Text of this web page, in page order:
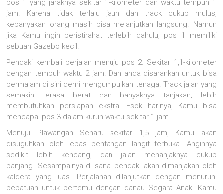
pos 1 yang jaraknya sekitar 1-kilometer dan waktu tempuh 1
jam. Karena tidak terlalu jauh dan track cukup mulus,
kebanyakan orang masih bisa melanjutkan langsung. Namun
jika Kamu ingin beristirahat terlebih dahulu, pos 1 memiliki
sebuah Gazebo kecil.
Pendaki kembali berjalan menuju pos 2. Sekitar 1,1-kilometer
dengan tempuh waktu 2 jam. Dan anda disarankan untuk bisa
bermalam di sini demi mengumpulkan tenaga. Track jalan yang
semakin terasa berat dan banyaknya tanjakan, lebih
membutuhkan persiapan ekstra. Esok harinya, Kamu bisa
mencapai pos 3 dalam kurun waktu sekitar 1 jam.
Menuju Plawangan Senaru sekitar 1,5 jam, Kamu akan
disuguhkan oleh lepas bentangan langit terbuka. Anginnya
sedikit lebih kencang, dan jalan menanjaknya cukup
panjang. Sesampainya di sana, pendaki akan dimanjakan oleh
kaldera yang luas. Perjalanan dilanjutkan dengan menuruni
bebatuan untuk bertemu dengan danau Segara Anak. Kamu